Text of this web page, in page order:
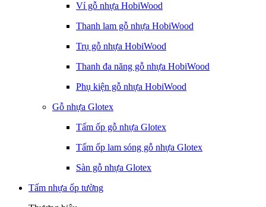
Vỉ gỗ nhựa HobiWood
Thanh lam gỗ nhựa HobiWood
Trụ gỗ nhựa HobiWood
Thanh đa năng gỗ nhựa HobiWood
Phụ kiện gỗ nhựa HobiWood
Gỗ nhựa Glotex
Tấm ốp gỗ nhựa Glotex
Tấm ốp lam sóng gỗ nhựa Glotex
Sàn gỗ nhựa Glotex
Tấm nhựa ốp tường